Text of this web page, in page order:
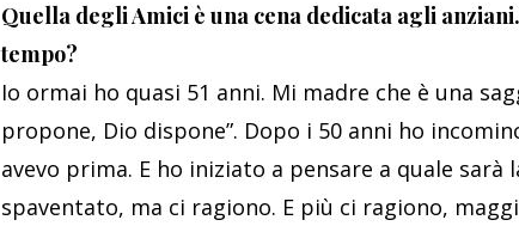
Quella degli Amici è una cena dedicata agli
tempo?
Io ormai ho quasi 51 anni. Mi madre che è una
propone, Dio dispone”. Dopo i 50 anni ho
avevo prima. E ho iniziato a pensare a quale
spaventato, ma ci ragiono. E più ci ragiono,